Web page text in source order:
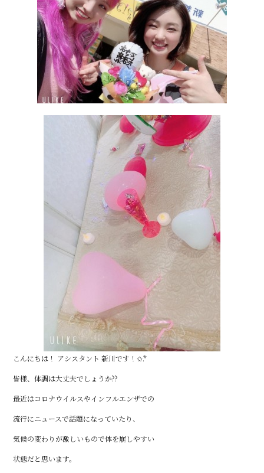
こんにちは！ アシスタント 新川です！✩.*
皆様、体調は大丈夫でしょうか??
最近はコロナウイルスやインフルエンザでの
流行にニュースで話題になっていたり、
気候の変わりが激しいもので体を崩しやすい
状態だと思います。